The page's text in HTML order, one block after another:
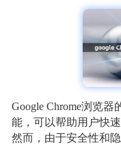
Google Chrome浏览
能，可以帮助用户快
然而，由于安全性和